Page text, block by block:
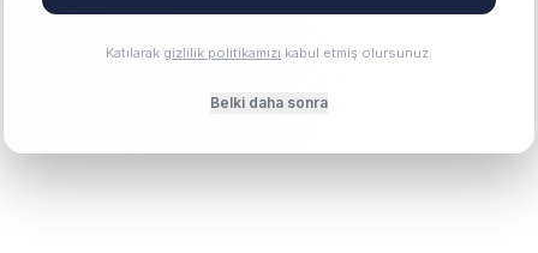
Katılarak gizlilik politikamızı kabul etmiş olursunuz.
Belki daha sonra